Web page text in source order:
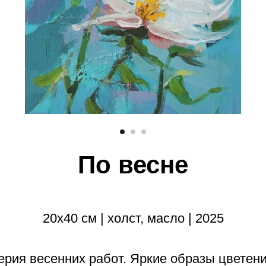
По весне
20х40 см | холст, масло | 2025
весенних работ. Яркие образы